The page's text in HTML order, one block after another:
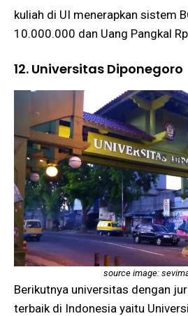
kuliah di UI menerapkan sistem
10.000.000 dan Uang Pangkal
12. Universitas Diponegoro
source image:
Berikutnya universitas dengan
terbaik di Indonesia yaitu